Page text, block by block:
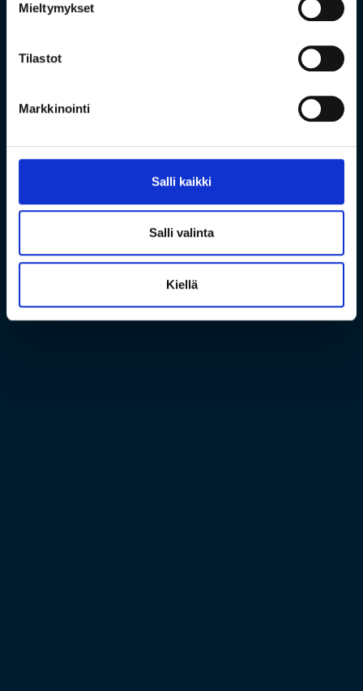
Mieltymykset
Tilastot
Markkinointi
Salli kaikki
Salli valinta
Kiellä